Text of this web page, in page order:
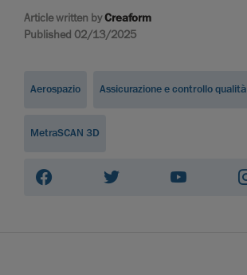
Article written byCreaform
Published 02/13/2025
Aerospazio Assicurazione e controllo qualità
MetraSCAN 3D